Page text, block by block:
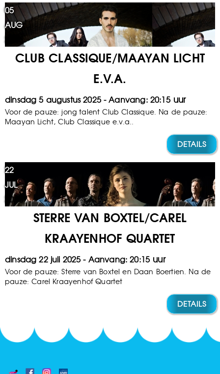
05
AUG
CLUB CLASSIQUE/MAAYAN LICHT
E.V.A.
dinsdag 5 augustus 2025 20:15
Voor de pauze: jong talent Club Classique. Na de pauze:
Maayan Licht, Club Classique e.v.a..
DETAILS
22
JUL
2025
STERRE VAN BOXTEL/CAREL
KRAAYENHOF QUARTET
dinsdag 22 juli 2025 20:15
Voor de pauze: Sterre van Boxtel en Daan Boertien. Na de
pauze: Carel Kraayenhof Quartet
DETAILS